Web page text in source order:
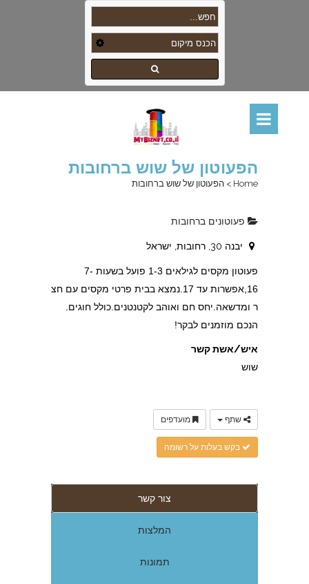
הפעוטון של שוש ברחובות
Home
> הפעוטון של שוש ברחובות
פעוטונים ברחובות
יבנה 30, רחובות, ישראל
פעוטון מקסים לגילאים 1-3 פועל בשעות 7-
16,אפשרות עד 17.נמצא בבית פרטי מקסים עם חצ
ר ומדשאה.יחס חם ואוהב לקטנטנים.כולל חוגים.
הנכם מוזמנים לבקר!
איש/אשת קשר
שוש
שתף מועדפים
בקש בעלות על רשומה
צור קשר
המלצות
תמונות